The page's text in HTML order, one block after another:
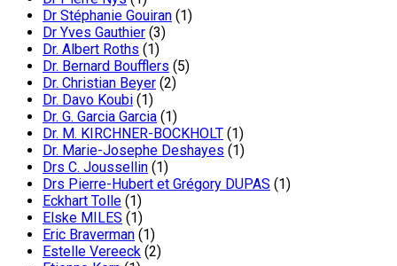
Dr Stéphanie Gouiran (1)
Dr Yves Gauthier (3)
Dr. Albert Roths (1)
Dr. Bernard Boufflers (5)
Dr. Christian Beyer (2)
Dr. Davo Koubi (1)
Dr. G. Garcia Garcia (1)
Dr. M. KIRCHNER-BOCKHOLT (1)
Dr. Marie-Josephe Deshayes (1)
Drs C. Joussellin (1)
Drs Pierre-Hubert et Grégory DUPAS (1)
Eckhart Tolle (1)
Elske MILES (1)
Eric Braverman (1)
Estelle Vereeck (2)